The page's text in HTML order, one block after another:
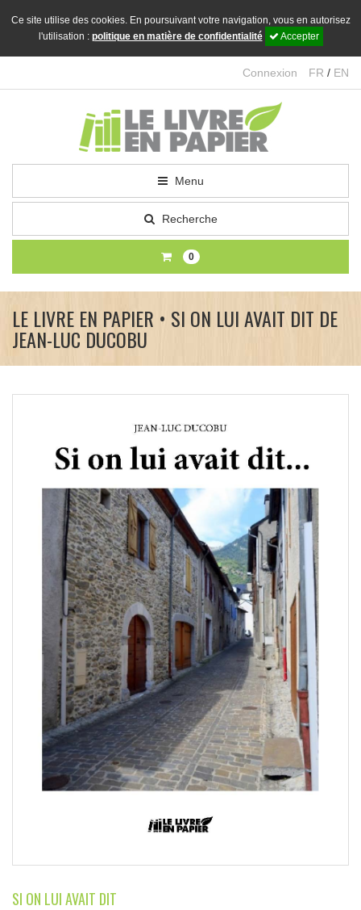
Ce site utilise des cookies. En poursuivant votre navigation, vous en autorisez
l'utilisation : politique en matière de confidentialité Accepter
Connexion FR / EN
Menu
Recherche
0
LE LIVRE EN PAPIER • SI ON LUI AVAIT DIT DE
JEAN-LUC DUCOBU
SI ON LUI AVAIT DIT